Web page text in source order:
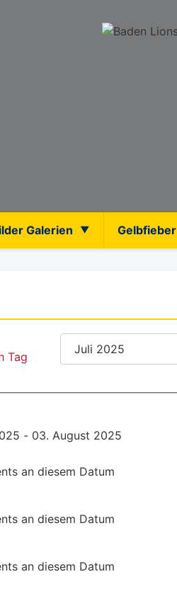
Galerien Gelbfieber
- 03. August 2025
an diesem Datum
an diesem Datum
an diesem Datum